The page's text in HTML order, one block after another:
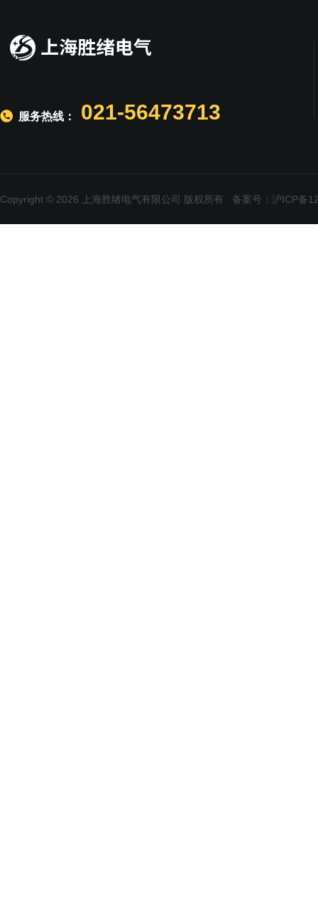
服务热线： 021-56473713
Copyright © 2026 上海胜绪电气有限公司 版权所有 备案号：沪ICP备